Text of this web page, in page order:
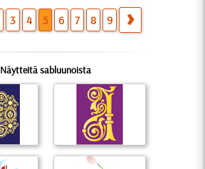
3 4 5 6 7 8 9
Näytteitä sabluunoista